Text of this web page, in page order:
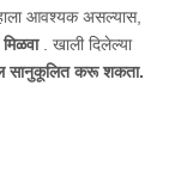
आवश्यक असल्यास,
. खाली दिलेल्या
सानुकूलित करू शकता.